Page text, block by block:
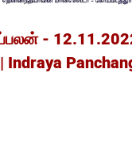
-
Indraya